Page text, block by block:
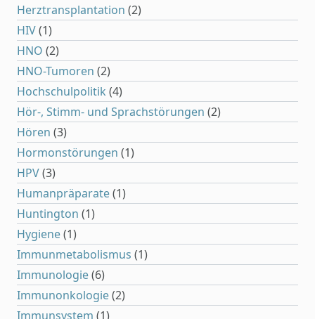
Herztransplantation (2)
HIV(1)
HNO (2)
HNO-Tumoren (2)
Hochschulpolitik (4)
Hör-, Stimm- und Sprachstörungen (2)
Hören (3)
Hormonstörungen (1)
HPV(3)
Humanpräparate(1)
Huntington (1)
Hygiene(1)
Immunmetabolismus (1)
Immunologie(6)
Immunonkologie(2)
Immunsystem (1)